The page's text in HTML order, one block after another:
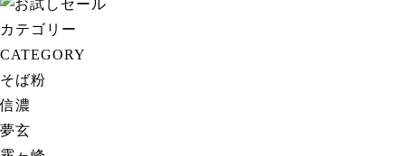
カテゴリー
CATEGORY
そば粉
信濃
夢玄